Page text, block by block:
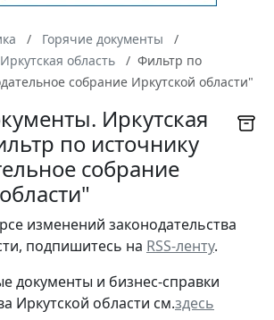
Горячие документы
Иркутская область
Фильтр по
собрание Иркутской области"
Иркутская
по источнику
собрание
изменений законодательства
подпишитесь на RSS-ленту.
документы и бизнес-справки
Иркутской области см.здесь